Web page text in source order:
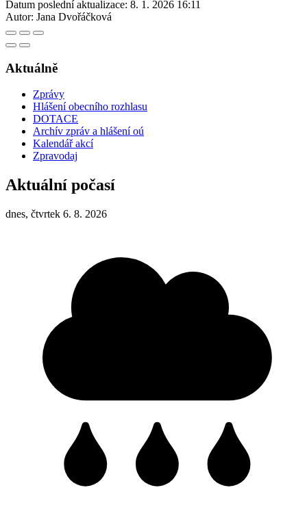
Datum poslední aktualizace: 8. 1. 2026 16:11
Autor: Jana Dvořáčková
Aktuálně
Zprávy
Hlášení obecního rozhlasu
DOTACE
Archív zpráv a hlášení oú
Kalendář akcí
Zpravodaj
Aktuální počasí
dnes, čtvrtek 6. 8. 2026